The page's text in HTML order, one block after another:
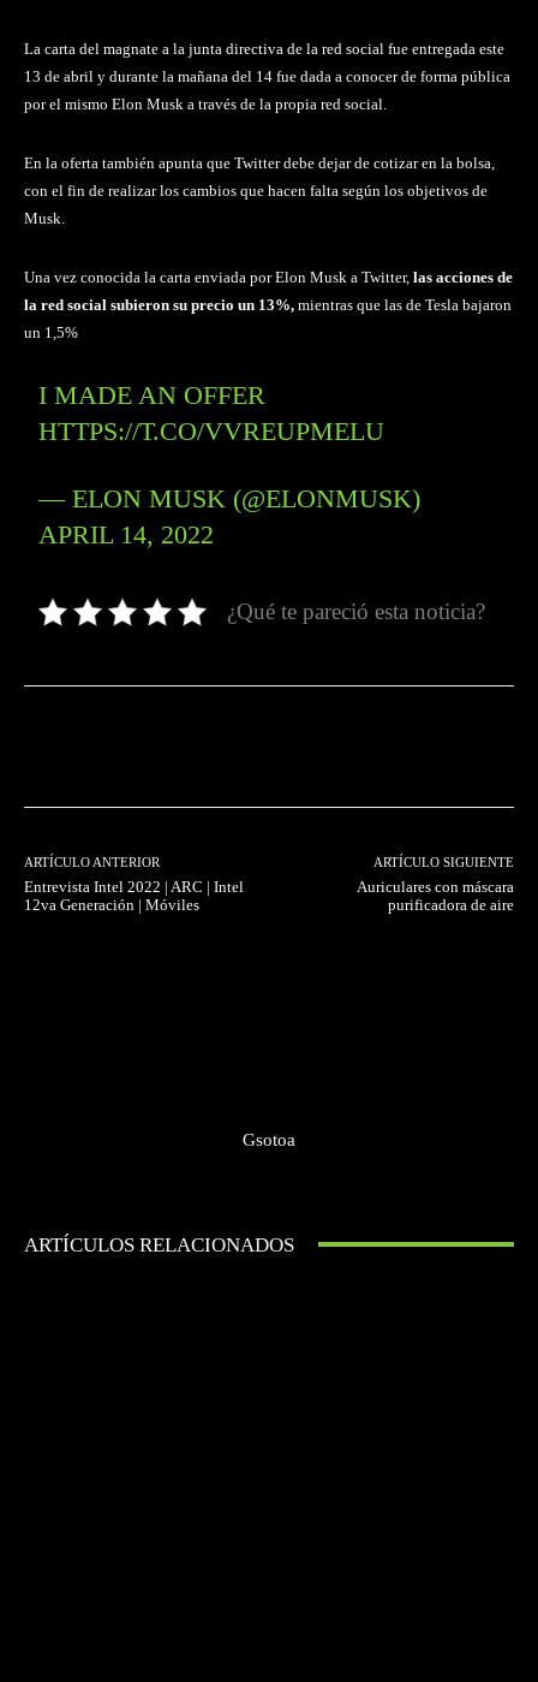
La carta del magnate a la junta directiva de la red social fue entregada este
13 de abril y durante la mañana del 14 fue dada a conocer de forma pública
por el mismo Elon Musk a través de la propia red social.
En la oferta también apunta que Twitter debe dejar de cotizar en la bolsa,
con el fin de realizar los cambios que hacen falta según los objetivos de
Musk.
Una vez conocida la carta enviada por Elon Musk a Twitter, las acciones de
la red social subieron su precio un 13%, mientras que las de Tesla bajaron
un 1,5%
I MADE AN OFFER
HTTPS://T.CO/VVREUPMELU
— ELON MUSK (@ELONMUSK)
APRIL 14, 2022
¿Qué te pareció esta noticia?
ARTÍCULO ANTERIOR
Entrevista Intel 2022 | ARC | Intel
12va Generación | Móviles
ARTÍCULO SIGUIENTE
Auriculares con máscara
purificadora de aire
Gsotoa
ARTÍCULOS RELACIONADOS